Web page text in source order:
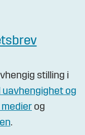
stilling i
uavhengighet og
og
.